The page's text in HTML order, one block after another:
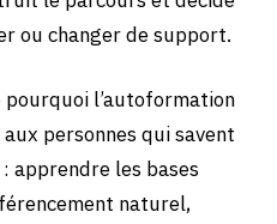
ou changer de support.
l’autoformation
personnes qui savent
apprendre les bases
naturel,